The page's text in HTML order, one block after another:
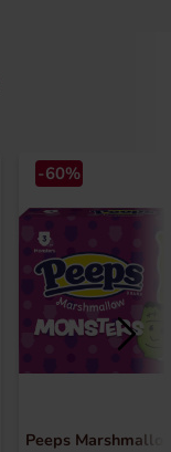
-60%
Peeps